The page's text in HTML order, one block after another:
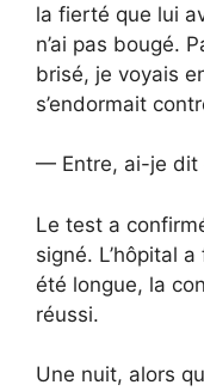
la fierté que lui
n’ai pas bougé.
brisé, je voyais
s’endormait
— Entre, ai-je dit
Le test a
signé. L’hôpital
été longue, la
réussi.
Une nuit, alors